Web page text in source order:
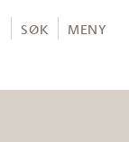
SØK MENY